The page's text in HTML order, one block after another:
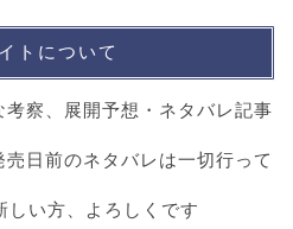
トについて
察、展開予想・ネタバレ記事
日前のネタバレは一切行って
い方、よろしくです